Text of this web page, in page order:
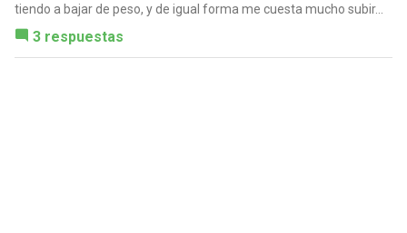
tiendo a bajar de peso, y de igual forma me cuesta mucho subir...
3 respuestas